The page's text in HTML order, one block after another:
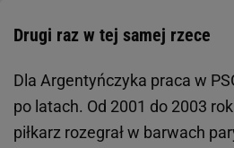
Drugi raz w tej samej rzece
Dla Argentyńczyka praca w
po latach. Od 2001 do 2003
piłkarz rozegrał w barwach